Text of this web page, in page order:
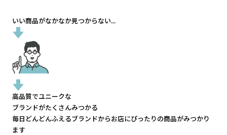
いい商品がなかなか見つからない...
高品質でユニークな
ブランドがたくさんみつかる
毎日どんどんふえるブランドからお店にぴったりの商品がみつかり
ます